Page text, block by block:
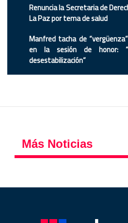
Renuncia la Secretaria de
La Paz por tema de salud
Manfred tacha de
en la sesión de honor:
desestabilización”
Más Noticias